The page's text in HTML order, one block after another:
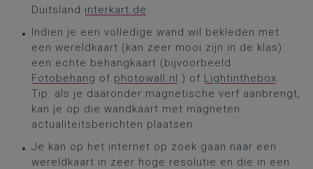
Duitsland interkart.de.
Indien je een volledige wand wil bekleden met
een wereldkaart (kan zeer mooi zijn in de klas):
een echte behangkaart (bijvoorbeeld
Fotobehang of photowall.nl ) of Lightinthebox.
Tip: als je daaronder magnetische verf aanbrengt,
kan je op die wandkaart met magneten
actualiteitsberichten plaatsen.
Je kan op het internet op zoek gaan naar een
wereldkaart in zeer hoge resolutie en die in een